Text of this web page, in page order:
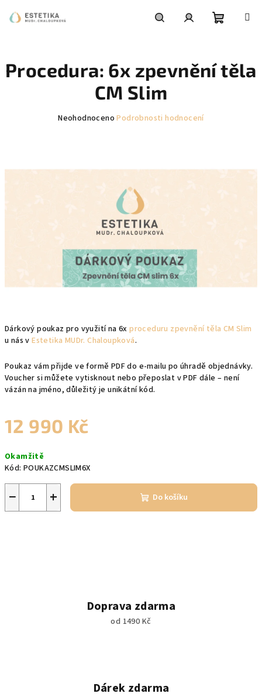
košík
Dárkový poukaz pro využití na 6xproceduru zpevnění těla CM Slim
u nás vEstetika MUDr. Chaloupková.
Poukaz vám přijde ve formě PDF do e-mailu po úhradě objednávky.
Voucher si můžete vytisknout nebo přeposlat v PDF dále – není
vázán na jméno, důležitý je unikátní kód.
12 990 Kč
cena:
Okamžitě
Kód: POUKAZCMSLIM6X
+
− Do košíku
Procedura: 6x zpevnění těla
CM Slim
Průměrné
Neohodnoceno Podrobnosti hodnocení
Doprava zdarma
od 1490 Kč
Dárek zdarma